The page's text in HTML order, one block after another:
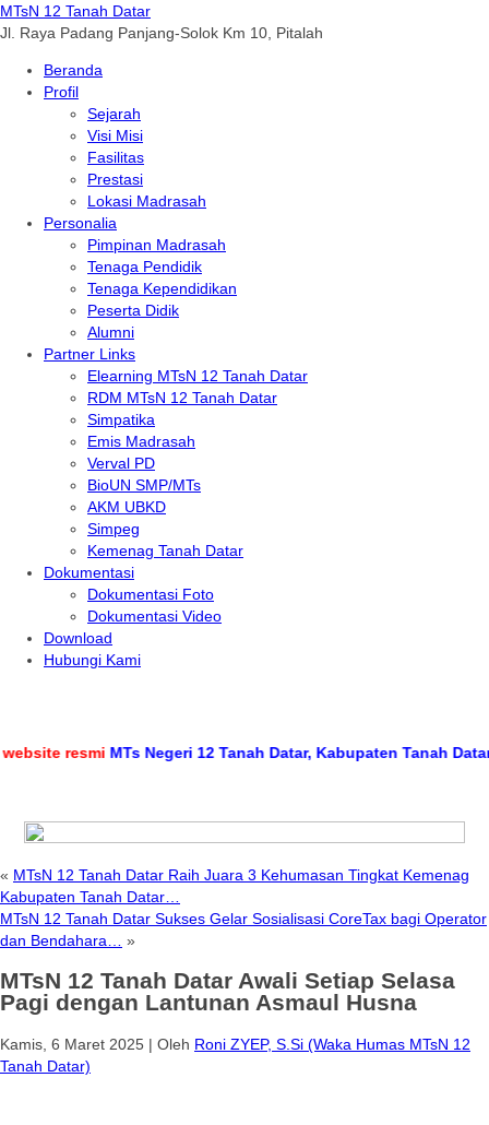
MTsN 12 Tanah Datar
Jl. Raya Padang Panjang-Solok Km 10, Pitalah
Beranda
Profil
Sejarah
Visi Misi
Fasilitas
Prestasi
Lokasi Madrasah
Personalia
Pimpinan Madrasah
Tenaga Pendidik
Tenaga Kependidikan
Peserta Didik
Alumni
Partner Links
Elearning MTsN 12 Tanah Datar
RDM MTsN 12 Tanah Datar
Simpatika
Emis Madrasah
Verval PD
BioUN SMP/MTs
AKM UBKD
Simpeg
Kemenag Tanah Datar
Dokumentasi
Dokumentasi Foto
Dokumentasi Video
Download
Hubungi Kami
resmi MTs Negeri 12 Tanah Datar, Kabupaten Tanah Datar,
« MTsN 12 Tanah Datar Raih Juara 3 Kehumasan Tingkat Kemenag
Kabupaten Tanah Datar…
MTsN 12 Tanah Datar Sukses Gelar Sosialisasi CoreTax bagi Operator
dan Bendahara…
»
MTsN 12 Tanah Datar Awali Setiap Selasa
Pagi dengan Lantunan Asmaul Husna
Kamis, 6 Maret 2025 | Oleh Roni ZYEP, S.Si (Waka Humas MTsN 12
Tanah Datar)